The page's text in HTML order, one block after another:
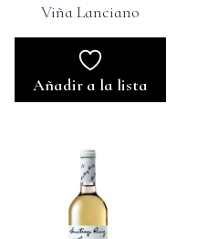
Viña Lanciano
Añadir a la lista